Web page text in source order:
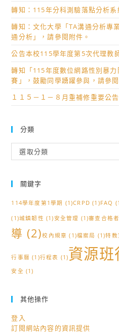
轉知：115年分科測驗落點分析系
轉知：文化大學「TA溝通分析專
通分析」，請參閱附件。
公告本校115學年度第5次代理教
轉知「115年度數位網路性別暴
賽」，鼓勵同學踴躍參與，請參閱
１１５－１－８月重補修重要公告
分類
類
選取分類
關鍵字
114學年度第1學期 (1)CRPD (1)FAQ
(1)城鎮韌性 (1)安全管理 (1)審查合格
導 (2)校內規章 (1)檔案局 (1)特教
行事曆 (1)行程表 (1)資源班
安全 (1)
其他操作
登入
訂閱網站內容的資訊提供